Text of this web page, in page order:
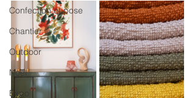
Confection et pose
Chantier
Outdoor
Noël
Expo